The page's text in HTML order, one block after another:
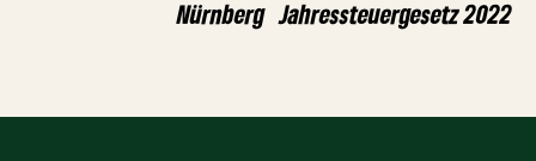
Nürnberg Jahressteuergesetz 2022